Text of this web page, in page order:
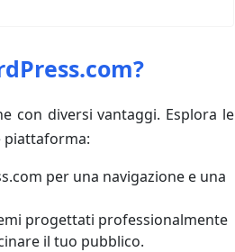
con diversi vantaggi. Esplora le
piattaforma:
per una navigazione e una
progettati professionalmente
il tuo pubblico.